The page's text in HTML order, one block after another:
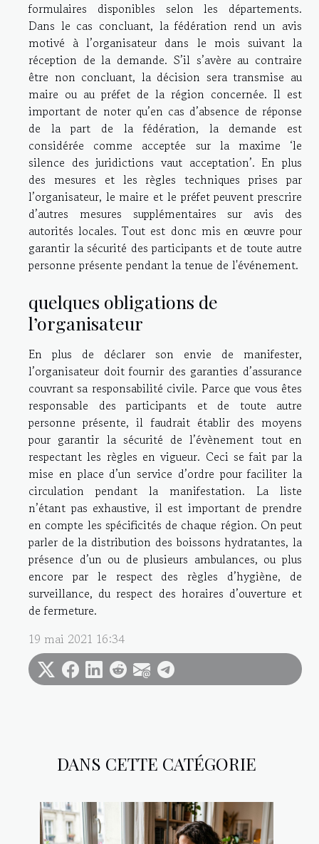
DANS CETTE CATÉGORIE
formulaires disponibles selon les départements.
Dans le cas concluant, la fédération rend un avis
motivé à l’organisateur dans le mois suivant la
réception de la demande. S’il s’avère au contraire
être non concluant, la décision sera transmise au
maire ou au préfet de la région concernée. Il est
important de noter qu’en cas d’absence de réponse
de la part de la fédération, la demande est
considérée comme acceptée sur la maxime ‘le
silence des juridictions vaut acceptation’. En plus
des mesures et les règles techniques prises par
l’organisateur, le maire et le préfet peuvent prescrire
d’autres mesures supplémentaires sur avis des
autorités locales. Tout est donc mis en œuvre pour
garantir la sécurité des participants et de toute autre
personne présente pendant la tenue de l'événement.
quelques obligations de
l’organisateur
En plus de déclarer son envie de manifester,
l’organisateur doit fournir des garanties d’assurance
couvrant sa responsabilité civile. Parce que vous êtes
responsable des participants et de toute autre
personne présente, il faudrait établir des moyens
pour garantir la sécurité de l’évènement tout en
respectant les règles en vigueur. Ceci se fait par la
mise en place d’un service d’ordre pour faciliter la
circulation pendant la manifestation. La liste
n’étant pas exhaustive, il est important de prendre
en compte les spécificités de chaque région. On peut
parler de la distribution des boissons hydratantes, la
présence d’un ou de plusieurs ambulances, ou plus
encore par le respect des règles d’hygiène, de
surveillance, du respect des horaires d’ouverture et
de fermeture.
19 mai 2021 16:34